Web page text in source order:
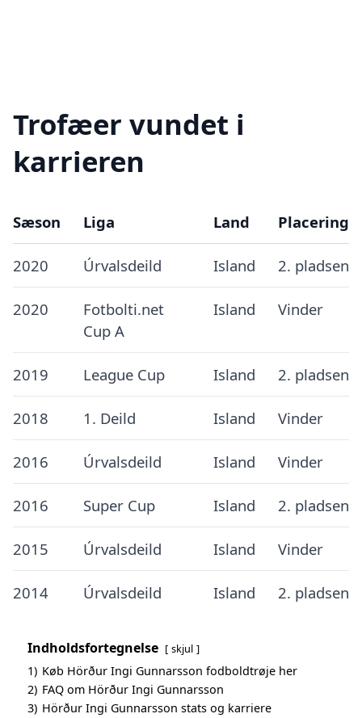
Trofæer vundet i
karrieren
Sæson Liga Land Placering
2020 Úrvalsdeild Island 2. pladsen
2020
Fotbolti.net
Cup A
Island Vinder
2019 League Cup Island 2. pladsen
2018 1. Deild Island Vinder
2016 Úrvalsdeild Island Vinder
2016 Super Cup Island 2. pladsen
2015 Úrvalsdeild Island Vinder
2014 Úrvalsdeild Island 2. pladsen
Indholdsfortegnelse skjul
1) Køb Hörður Ingi Gunnarsson fodboldtrøje her
2) FAQ om Hörður Ingi Gunnarsson
3) Hörður Ingi Gunnarsson stats og karriere